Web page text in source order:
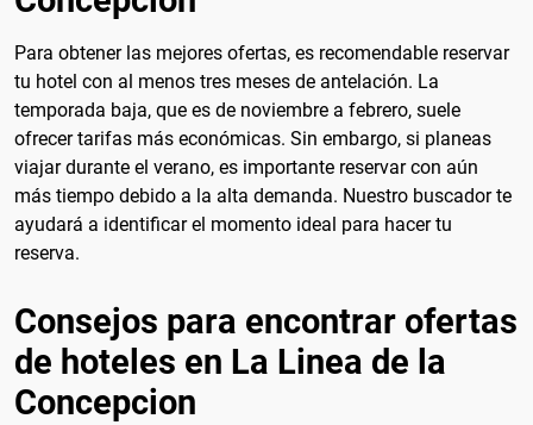
Para obtener las mejores ofertas, es recomendable reservar
tu hotel con al menos tres meses de antelación. La
temporada baja, que es de noviembre a febrero, suele
ofrecer tarifas más económicas. Sin embargo, si planeas
viajar durante el verano, es importante reservar con aún
más tiempo debido a la alta demanda. Nuestro buscador te
ayudará a identificar el momento ideal para hacer tu
reserva.
Consejos para encontrar ofertas
de hoteles en La Linea de la
Concepcion